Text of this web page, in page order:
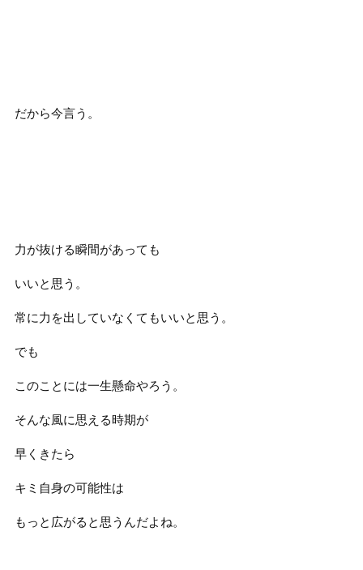
だから今言う。
力が抜ける瞬間があっても
いいと思う。
常に力を出していなくてもいいと思う。
でも
このことには一生懸命やろう。
そんな風に思える時期が
早くきたら
キミ自身の可能性は
もっと広がると思うんだよね。